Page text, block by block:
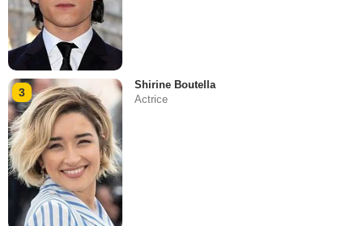
3
Shirine Boutella
Actrice